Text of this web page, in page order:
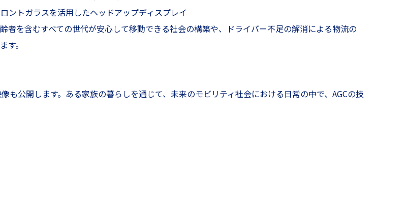
ントガラスを活用したヘッドアップディスプレイ
者を含むすべての世代が安心して移動できる社会の構築や、ドライバー不足の解消による物流の
す。
も公開します。ある家族の暮らしを通じて、未来のモビリティ社会における日常の中で、AGCの技